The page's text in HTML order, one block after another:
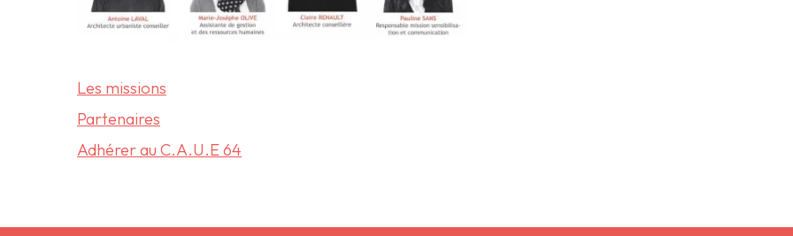
Les missions
Partenaires
Adhérer au C.A.U.E 64